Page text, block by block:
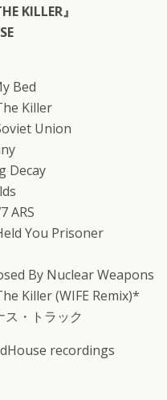
KILLER』
Bed
Killer
Union
Decay
ARS
You Prisoner
By Nuclear Weapons
Killer (WIFE Remix)*
・トラック
recordings